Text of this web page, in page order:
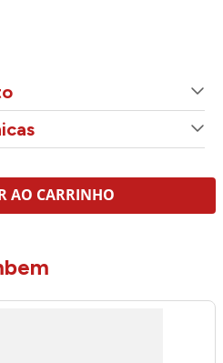
AO CARRINHO